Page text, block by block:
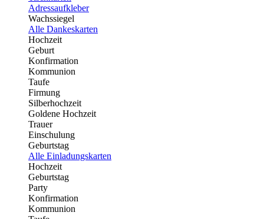
Adressaufkleber
Wachssiegel
Alle Dankeskarten
Hochzeit
Geburt
Konfirmation
Kommunion
Taufe
Firmung
Silberhochzeit
Goldene Hochzeit
Trauer
Einschulung
Geburtstag
Alle Einladungskarten
Hochzeit
Geburtstag
Party
Konfirmation
Kommunion